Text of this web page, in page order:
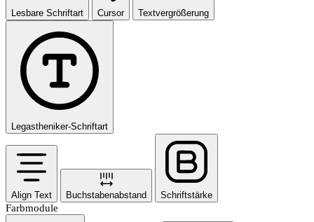
Lesbare Schriftart Cursor Textvergrößerung
Legastheniker-Schriftart
Align Text Buchstabenabstand Schriftstärke
Farbmodule